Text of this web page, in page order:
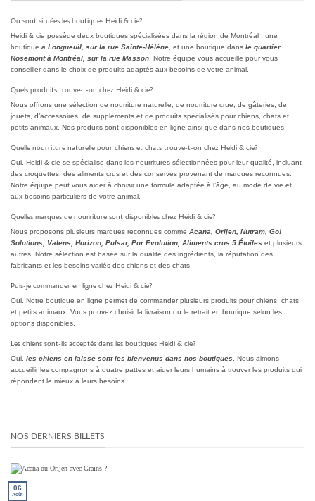
Où sont situées les boutiques Heidi & cie?
Heidi & cie possède deux boutiques spécialisées dans la région de Montréal : une
boutique à Longueuil, sur la rue Sainte-Hélène , et une boutique dans le quartier
Rosemont à Montréal, sur la rue Masson . Notre équipe vous accueille pour vous
conseiller dans le choix de produits adaptés aux besoins de votre animal.
Quels produits trouve-t-on chez Heidi & cie?
Nous offrons une sélection de nourriture naturelle, de nourriture crue, de gâteries, de
jouets, d’accessoires, de suppléments et de produits spécialisés pour chiens, chats et
petits animaux. Nos produits sont disponibles en ligne ainsi que dans nos boutiques.
Quelle nourriture naturelle pour chiens et chats trouve-t-on chez Heidi & cie?
Oui. Heidi & cie se spécialise dans les nourritures sélectionnées pour leur qualité, incluant
des croquettes, des aliments crus et des conserves provenant de marques reconnues.
Notre équipe peut vous aider à choisir une formule adaptée à l’âge, au mode de vie et
aux besoins particuliers de votre animal.
Quelles marques de nourriture sont disponibles chez Heidi & cie?
Nous proposons plusieurs marques reconnues comme Acana, Orijen, Nutram, Go!
Solutions, Valens, Horizon, Pulsar, Pur Evolution, Aliments crus 5 Étoiles et plusieurs
autres. Notre sélection est basée sur la qualité des ingrédients, la réputation des
fabricants et les besoins variés des chiens et des chats.
Puis-je commander en ligne chez Heidi & cie?
Oui. Notre boutique en ligne permet de commander plusieurs produits pour chiens, chats
et petits animaux. Vous pouvez choisir la livraison ou le retrait en boutique selon les
options disponibles.
Les chiens sont-ils acceptés dans les boutiques Heidi & cie?
Oui, les chiens en laisse sont les bienvenus dans nos boutiques . Nous aimons
accueillir les compagnons à quatre pattes et aider leurs humains à trouver les produits qui
répondent le mieux à leurs besoins.
NOS DERNIERS BILLETS
06
Août